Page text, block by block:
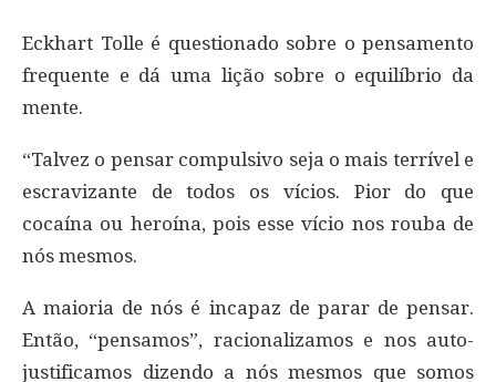
Eckhart Tolle é questionado sobre o pensamento
frequente e dá uma lição sobre o equilíbrio da
mente.
“Talvez o pensar compulsivo seja o mais terrível e
escravizante de todos os vícios. Pior do que
cocaína ou heroína, pois esse vício nos rouba de
nós mesmos.
A maioria de nós é incapaz de parar de pensar.
Então, “pensamos”, racionalizamos e nos auto-
justificamos dizendo a nós mesmos que somos